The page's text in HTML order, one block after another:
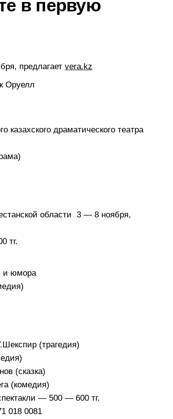
в первую
предлагает vera.kz
Оруелл
казахского драматического театра
области 3 — 8 ноября,
тг.
и юмора
(трагедия)
(сказка)
(комедия)
— 500 — 600 тг.
018 0081